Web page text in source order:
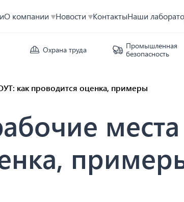
О компании Новости КонтактыНаши
Охрана труда
Промышленная
безопасность
как проводится оценка, примеры